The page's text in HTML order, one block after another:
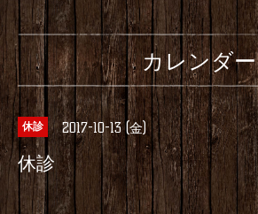
カレンダー
休診 2017-10-13 (金)
休診